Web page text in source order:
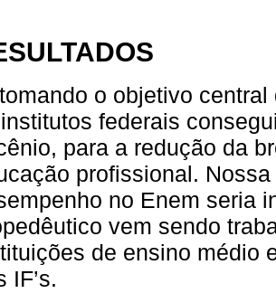
o objetivo
federais
para a redução da
profissional.
no Enem seria
vem sendo
de ensino médio
IF’s.